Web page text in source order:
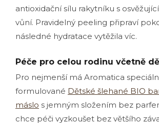
antioxidační sílu rakytníku s
vůní. Pravidelný peeling připraví
následné hydratace vytěžila víc.
Péče pro celou rodinu včetně
Pro nejmenší má Aromatica
formulované Dětské šlehané BIO
máslo s jemným složením bez
chce péči vyzkoušet bez většího